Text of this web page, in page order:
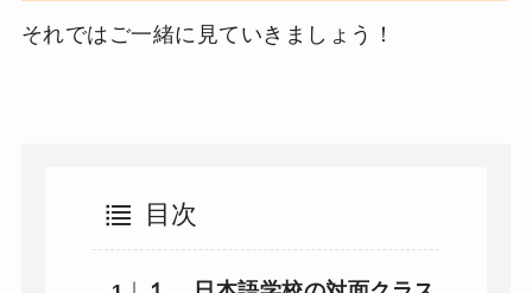
それではご一緒に見ていきましょう！
目次